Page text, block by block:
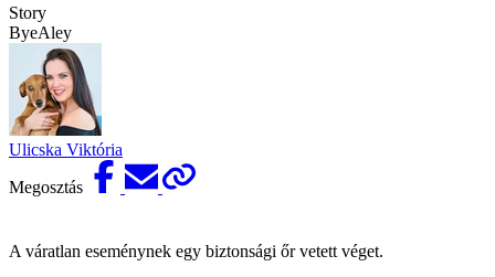
Story
ByeAley
Ulicska Viktória
Megosztás
A váratlan eseménynek egy biztonsági őr vetett véget.